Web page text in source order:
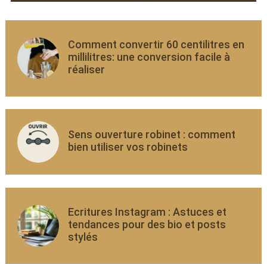
Comment convertir 60 centilitres en
millilitres: une conversion facile à
réaliser
Sens ouverture robinet : comment
bien utiliser vos robinets
Ecritures Instagram : Astuces et
tendances pour des bio et posts
stylés